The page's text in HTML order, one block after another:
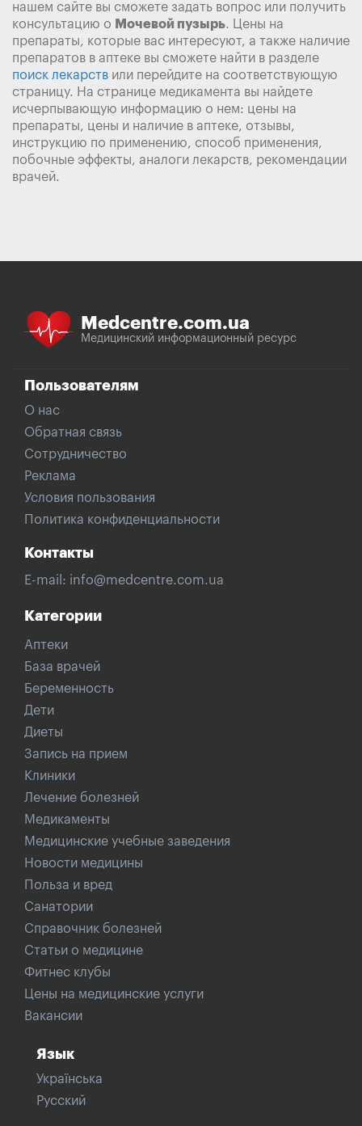
нашем сайте вы сможете задать вопрос или получить
консультацию о Мочевой пузырь. Цены на
препараты, которые вас интересуют, а также наличие
препаратов в аптеке вы сможете найти в разделе
поиск лекарств или перейдите на соответствующую
страницу. На странице медикамента вы найдете
исчерпывающую информацию о нем: цены на
препараты, цены и наличие в аптеке, отзывы,
инструкцию по применению, способ применения,
побочные эффекты, аналоги лекарств, рекомендации
врачей.
Medcentre.com.ua
Медицинский информационный ресурс
Пользователям
О нас
Обратная связь
Сотрудничество
Реклама
Условия пользования
Политика конфиденциальности
Контакты
E-mail: info@medcentre.com.ua
Категории
Аптеки
База врачей
Беременность
Дети
Диеты
Запись на прием
Клиники
Лечение болезней
Медикаменты
Медицинские учебные заведения
Новости медицины
Польза и вред
Санатории
Справочник болезней
Статьи о медицине
Фитнес клубы
Цены на медицинские услуги
Вакансии
Язык
Українська
Русский